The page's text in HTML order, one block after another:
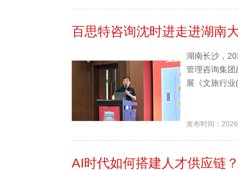
百思特咨询沈时进走进湖南
湖南长沙，
管理咨询集
展《文旅行
发布时间：
AI时代如何搭建人才供应链